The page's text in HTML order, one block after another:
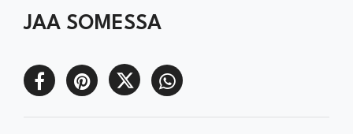
JAA SOMESSA